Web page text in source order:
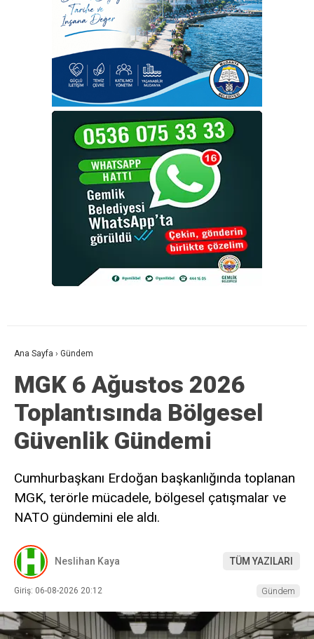
Ana Sayfa › Gündem
MGK 6 Ağustos 2026
Toplantısında Bölgesel
Güvenlik Gündemi
Cumhurbaşkanı Erdoğan başkanlığında toplanan
MGK, terörle mücadele, bölgesel çatışmalar ve
NATO gündemini ele aldı.
Neslihan Kaya TÜM YAZILARI
Giriş: 06-08-2026 20:12 Gündem